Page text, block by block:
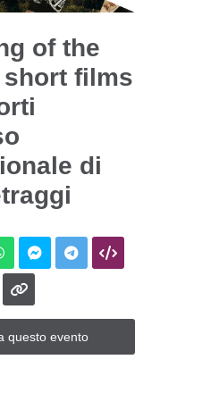
of the
films
di
questo evento